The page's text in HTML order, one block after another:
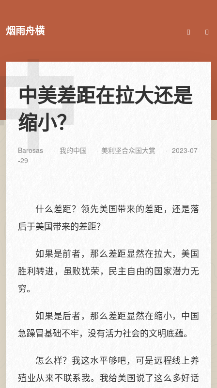
烟雨舟横
中美差距在拉大还是
缩小？
Barosas 我的中国 美利坚合众国大赏
2023-07
-29
什么差距？领先美国带来的差距，还是落
后于美国带来的差距？
如果是前者，那么差距显然在拉大，美国
胜利转进，虽败犹荣，民主自由的国家潜力无
穷。
如果是后者，那么差距显然在缩小，中国
急躁冒基础不牢，没有活力社会的文明底蕴。
怎么样？我这水平够吧，可是远程线上养
殖业从来不联系我。我给美国说了这么多好话